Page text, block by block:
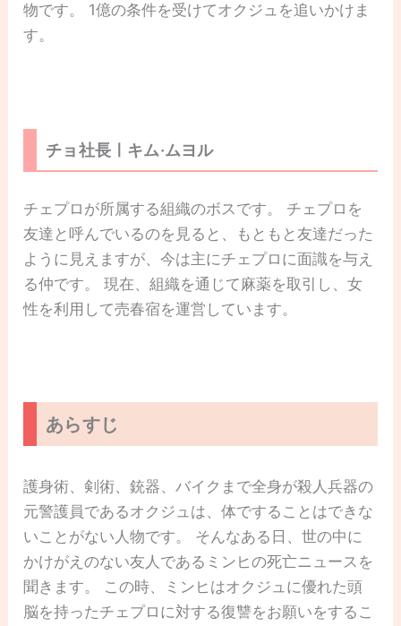
物です。 1億の条件を受けてオクジュを追いかけま
す。
チョ社長ㅣキム·ムヨル
チェプロが所属する組織のボスです。 チェプロを
友達と呼んでいるのを見ると、もともと友達だった
ように見えますが、今は主にチェプロに面識を与え
る仲です。 現在、組織を通じて麻薬を取引し、女
性を利用して売春宿を運営しています。
あらすじ
護身術、剣術、銃器、バイクまで全身が殺人兵器の
元警護員であるオクジュは、体ですることはできな
いことがない人物です。 そんなある日、世の中に
かけがえのない友人であるミンヒの死亡ニュースを
聞きます。 この時、ミンヒはオクジュに優れた頭
脳を持ったチェプロに対する復讐をお願いをするこ